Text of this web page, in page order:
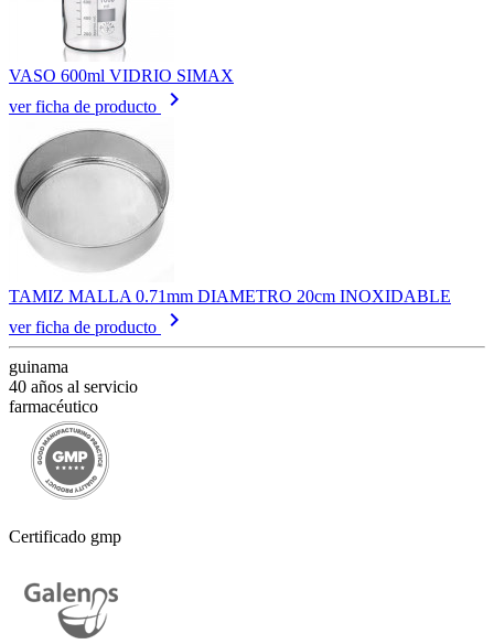
VASO 600ml VIDRIO SIMAX
ver ficha de producto
keyboard_arrow_right
TAMIZ MALLA 0.71mm DIAMETRO 20cm INOXIDABLE
ver ficha de producto
keyboard_arrow_right
guinama
40 años al servicio
farmacéutico
Certificado gmp